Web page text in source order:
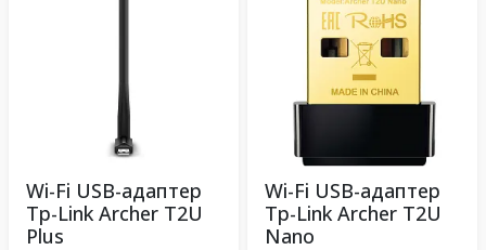
Wi-Fi USB-адаптер
Tp-Link Archer T2U
Plus
Wi-Fi USB-адаптер
Tp-Link Archer T2U
Nano